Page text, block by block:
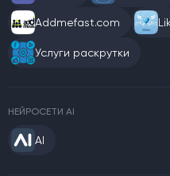
Addmefast.com
Услуги раскрутки
НЕЙРОСЕТИ AI
AI